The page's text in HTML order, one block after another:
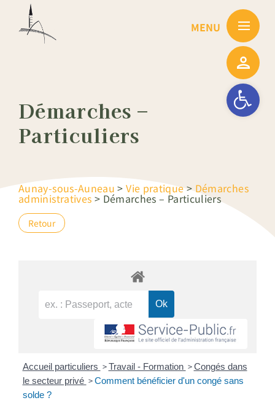
Ouvrir la
Démarches –
Particuliers
Aunay-sous-Auneau >Vie pratique>Démarches
administratives > Démarches – Particuliers
Retour
Accueil particuliers > Travail - Formation > Congés dans
le secteur privé > Comment bénéficier d'un congé sans
solde ?